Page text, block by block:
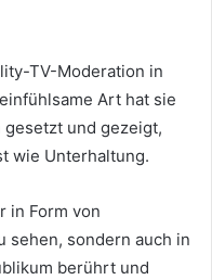
TV-Moderation in
Art hat sie
und gezeigt,
wie Unterhaltung.
in Form von
sehen, sondern auch in
berührt und